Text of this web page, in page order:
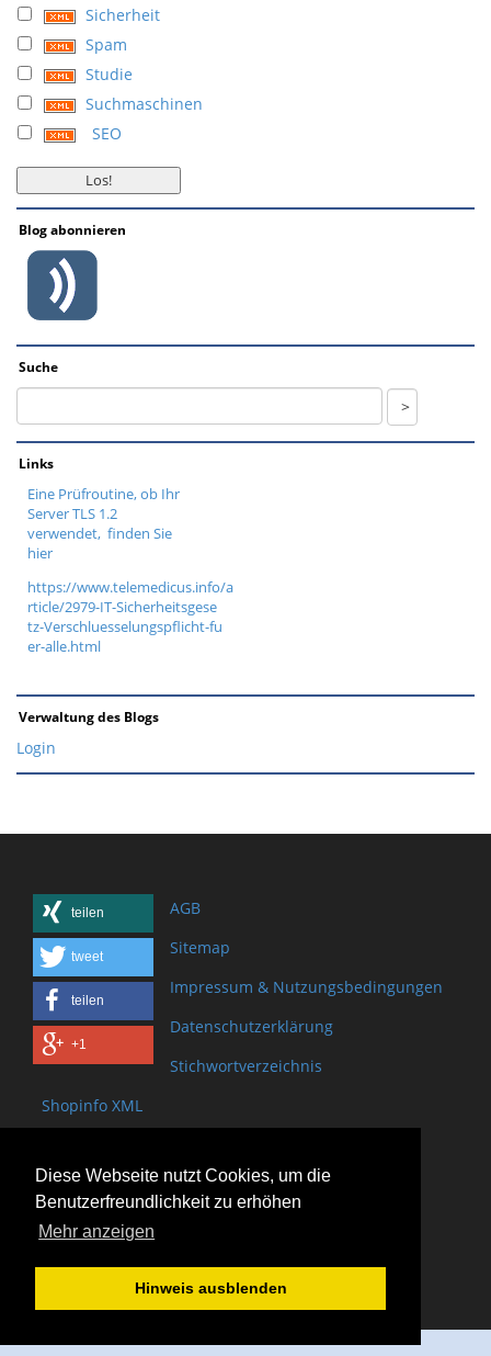
Diese Webseite nutzt Cookies, um die
Benutzerfreundlichkeit zu erhöhen
Mehr anzeigen
Hinweis ausblenden
Sicherheit
Spam
Studie
Suchmaschinen
SEO
Blog abonnieren
Suche
Links
Eine Prüfroutine, ob Ihr
Server TLS 1.2
verwendet, finden Sie
hier
https://www.telemedicus.info/a
rticle/2979-IT-Sicherheitsgese
tz-Verschluesselungspflicht-fu
er-alle.html
Verwaltung des Blogs
Login
teilen
tweet
teilen
+1
AGB
Sitemap
Impressum & Nutzungsbedingungen
Datenschutzerklärung
Stichwortverzeichnis
Shopinfo XML
Bischof-Brand Straße 2
61440 Oberursel
(+49) 6171 - 98 11 80
(+49) 6171 - 98 28 10
service@onsite.org